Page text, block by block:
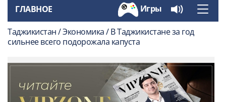
Toggle
ГЛАВНОЕ Игры
Таджикистан / Экономика / В Таджикистане за год
сильнее всего подорожала капуста